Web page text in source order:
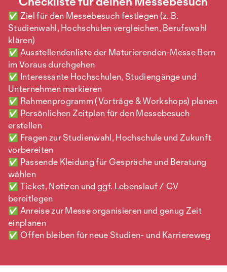
«Gibt es viele internationale Studierende
bei Ihnen?»
«Wie erleben Studierende den Start ins
erste Semester?»
«Welche Inhalte sind besonders wichtig in
diesem Studiengang?»
«Wie praxisnah ist das Studium gestaltet?»
«Gibt es Projektarbeiten oder
Praxissemester?»
Gespräch mit Unternehmen:
«Welche Einstiegsmöglichkeiten bieten Sie
Mittelschüler*innen?»
«Wie sieht ein typischer Arbeitstag in Ihrem
Unternehmen aus?»
«Welche Eigenschaften oder Fähigkeiten
sind Ihnen bei Bewerber*innen besonders
wichtig?»
«Gibt es Möglichkeiten für ein
Schnupperpraktikum oder einen
Einblickstag?»
Ihnen ab?»
✅ Ziel für den Messebesuch festlegen (z. B.
Studienwahl, Hochschulen vergleichen, Berufswahl
klären)
✅ Ausstellendenliste der Maturierenden-Messe Bern
im Voraus durchgehen
✅ Interessante Hochschulen, Studiengänge und
Unternehmen markieren
✅ Rahmenprogramm (Vorträge & Workshops) planen
✅ Persönlichen Zeitplan für den Messebesuch
erstellen
✅ Fragen zur Studienwahl, Hochschule und Zukunft
vorbereiten
✅ Passende Kleidung für Gespräche und Beratung
wählen
✅ Ticket, Notizen und ggf. Lebenslauf / CV
bereitlegen
✅ Anreise zur Messe organisieren und genug Zeit
einplanen
✅ Offen bleiben für neue Studien- und Karriereweg